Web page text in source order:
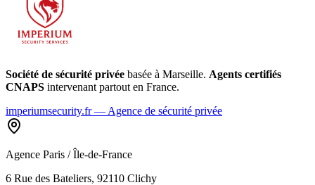
Société de sécurité privée basée à Marseille. Agents certifiés
CNAPS intervenant partout en France.
imperiumsecurity.fr — Agence de sécurité privée
Agence Paris / Île-de-France
6 Rue des Bateliers, 92110 Clichy